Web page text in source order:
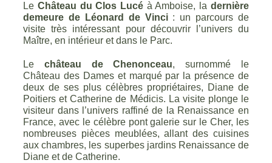
LeChâteau du Clos Lucé à Amboise, la dernière
demeure de Léonard de Vinci: un parcours de
visite très intéressant pour découvrir l’univers du
Maître, en intérieur et dans le Parc.
Lechâteau de Chenonceau, surnommé le
Château des Dames et marqué par la présence de
deux de ses plus célèbres propriétaires, Diane de
Poitiers et Catherine de Médicis. La visite plonge le
visiteur dans l’univers raffiné de la Renaissance en
France, avec le célèbre pont galerie sur le Cher, les
nombreuses pièces meublées, allant des cuisines
aux chambres, les superbes jardins Renaissance de
Diane et de Catherine.